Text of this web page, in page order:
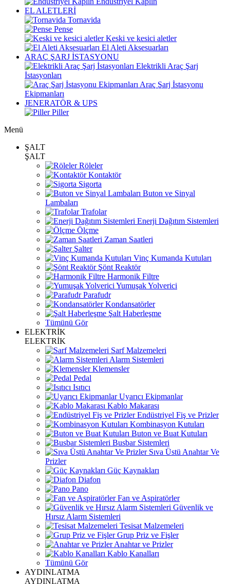
EL ALETLERİ
Tornavida
Pense
Keski ve kesici aletler
El Aleti Aksesuarları
ARAÇ ŞARJ İSTASYONU
Elektrikli Araç Şarj
İstasyonları
Araç Şarj İstasyonu
Ekipmanları
JENERATÖR & UPS
Piller
Menü
ŞALT
ŞALT
Röleler
Kontaktör
Sigorta
Buton ve Sinyal
Lambaları
Trafolar
Enerji Dağıtım Sistemleri
Ölçme
Zaman Saatleri
Şalter
Vinç Kumanda Kutuları
Şönt Reaktör
Harmonik Filtre
Yumuşak Yolverici
Parafudr
Kondansatörler
Şalt Haberleşme
Tümünü Gör
ELEKTRİK
ELEKTRİK
Sarf Malzemeleri
Alarm Sistemleri
Klemensler
Pedal
Isıtıcı
Uyarıcı Ekipmanlar
Kablo Makarası
Endüstriyel Fiş ve Prizler
Kombinasyon Kutuları
Buton ve Buat Kutuları
Busbar Sistemleri
Sıva Üstü Anahtar Ve
Prizler
Güç Kaynakları
Diafon
Pano
Fan ve Aspiratörler
Güvenlik ve
Hırsız Alarm Sistemleri
Tesisat Malzemeleri
Grup Priz ve Fişler
Anahtar ve Prizler
Kablo Kanalları
Tümünü Gör
AYDINLATMA
AYDINLATMA